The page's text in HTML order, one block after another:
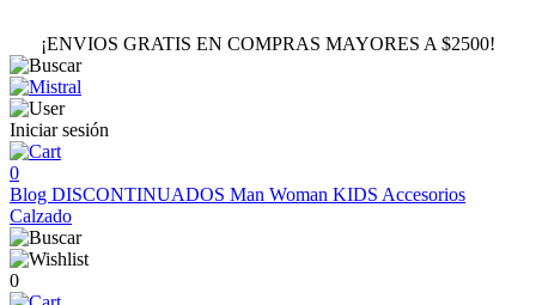
¡ENVIOS GRATIS EN COMPRAS MAYORES A $2500!
Iniciar sesión
0
Blog DISCONTINUADOS Man Woman KIDS Accesorios
Calzado
0